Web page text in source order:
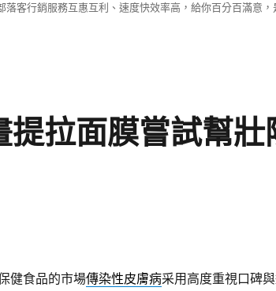
客行銷服務互惠互利、速度快效率高，給你百分百滿意
拉面膜嘗試幫壯
健食品的市場傳染性皮膚病采用高度重視口碑